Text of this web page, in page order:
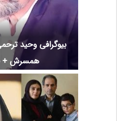
بیوگرافی وحید
همسرش +